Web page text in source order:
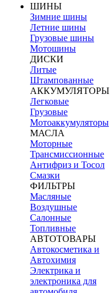
ШИНЫ
Зимние шины
Летние шины
Грузовые шины
Мотошины
ДИСКИ
Литые
Штампованные
АККУМУЛЯТОРЫ
Легковые
Грузовые
Мотоаккумуляторы
МАСЛА
Моторные
Трансмиссионные
Антифриз и Тосол
Смазки
ФИЛЬТРЫ
Масляные
Воздушные
Салонные
Топливные
АВТОТОВАРЫ
Автокосметика и
Автохимия
Электрика и
электроника для